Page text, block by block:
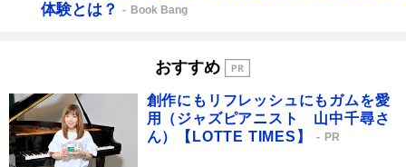
体験とは？
Book Bang
おすすめ
創作にもリフレッシュにもガムを愛
用（ジャズピアニスト 山中千尋さ
ん）【LOTTE TIMES】
PR